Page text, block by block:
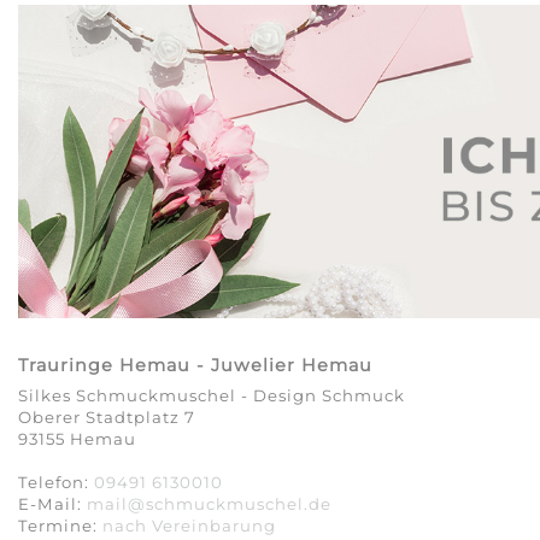
Trauringe Hemau - Juwelier Hemau
Silkes Schmuckmuschel - Design Schmuck
Oberer Stadtplatz 7
93155 Hemau
Telefon: 09491 6130010
E-Mail: mail@schmuckmuschel.de
Termine: nach Vereinbarung​​​​​​​